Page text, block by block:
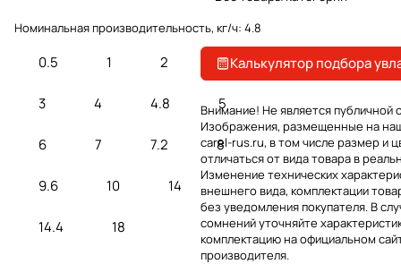
Номинальная производительность, кг/ч: 4.8
0.5 1 2 2.4
3 4 4.8 5
6 7 7.2 8
9.6 10 14
14.4 18
Калькулятор подбора
Внимание! Не является публичной
Изображения, размещенные на
carel-rus.ru, в том числе размер и
отличаться от вида товара в
Изменение технических
внешнего вида, комплектации
без уведомления покупателя. В
сомнений уточняйте
комплектацию на официальном
производителя.